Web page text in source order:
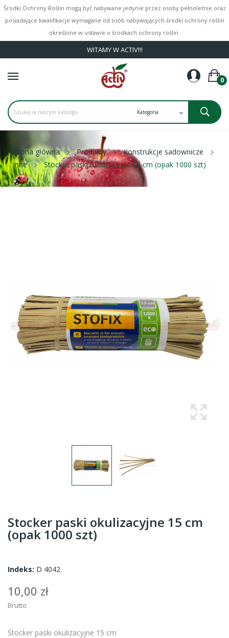
Środki Ochrony Roślin mogą być nabywane jedynie przez osoby pełnoletnie oraz
posiadające kwalifikacje wymagane od osób nabywających środki ochrony roślin
określone w ustawie o środkach ochrony roślin.
WITAMY W ACTIV!!!
0
Strona główna Produkty
Konstrukcje sadownicze
Inne
Stocker paski okulizacyjne 15 cm (opak 1000 szt)
Stocker paski okulizacyjne 15 cm
(opak 1000 szt)
Indeks: D 4042
10,00 zł
Brutto
Stocker paski okulizacyjne 15 cm